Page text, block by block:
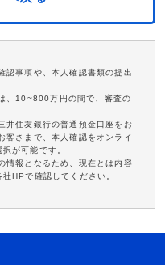
認事項や、本人確認書類の提出
、10~800万円の間で、審査の
井住友銀行の普通預金口座をお
客さまで、本人確認をオンライ
が可能です。
情報となるため、現在とは内容
HPで確認してください。